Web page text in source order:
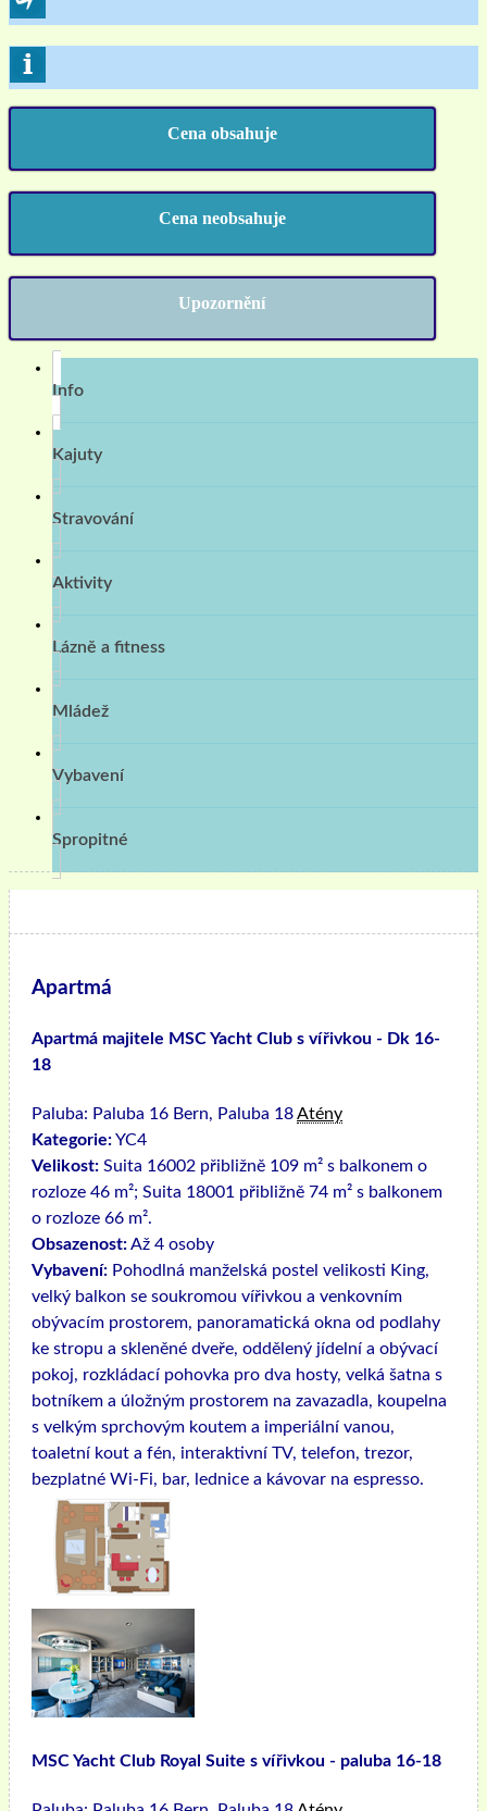
Cena obsahuje
Cena neobsahuje
Upozornění
Info
Kajuty
Stravování
Aktivity
Lázně a fitness
Mládež
Vybavení
Spropitné
Apartmá
Apartmá majitele MSC Yacht Club s vířivkou - Dk 16-
18
Paluba: Paluba 16 Bern, Paluba 18Atény
Kategorie:YC4
Velikost: Suita 16002 přibližně 109 m² s balkonem o
rozloze 46 m²; Suita 18001 přibližně 74 m² s balkonem
o rozloze 66 m².
Obsazenost:Až 4 osoby
Vybavení: Pohodlná manželská postel velikosti King,
velký balkon se soukromou vířivkou a venkovním
obývacím prostorem, panoramatická okna od podlahy
ke stropu a skleněné dveře, oddělený jídelní a obývací
pokoj, rozkládací pohovka pro dva hosty, velká šatna s
botníkem a úložným prostorem na zavazadla, koupelna
s velkým sprchovým koutem a imperiální vanou,
toaletní kout a fén, interaktivní TV, telefon, trezor,
bezplatné Wi-Fi, bar, lednice a kávovar na espresso.
MSC Yacht Club Royal Suite s vířivkou - paluba 16-18